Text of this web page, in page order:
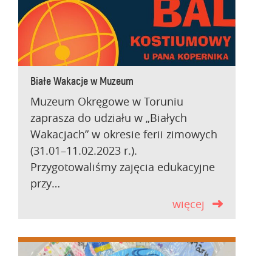
Białe Wakacje w Muzeum
Muzeum Okręgowe w Toruniu
zaprasza do udziału w „Białych
Wakacjach” w okresie ferii zimowych
(31.01–11.02.2023 r.).
Przygotowaliśmy zajęcia edukacyjne
przy…
więcej